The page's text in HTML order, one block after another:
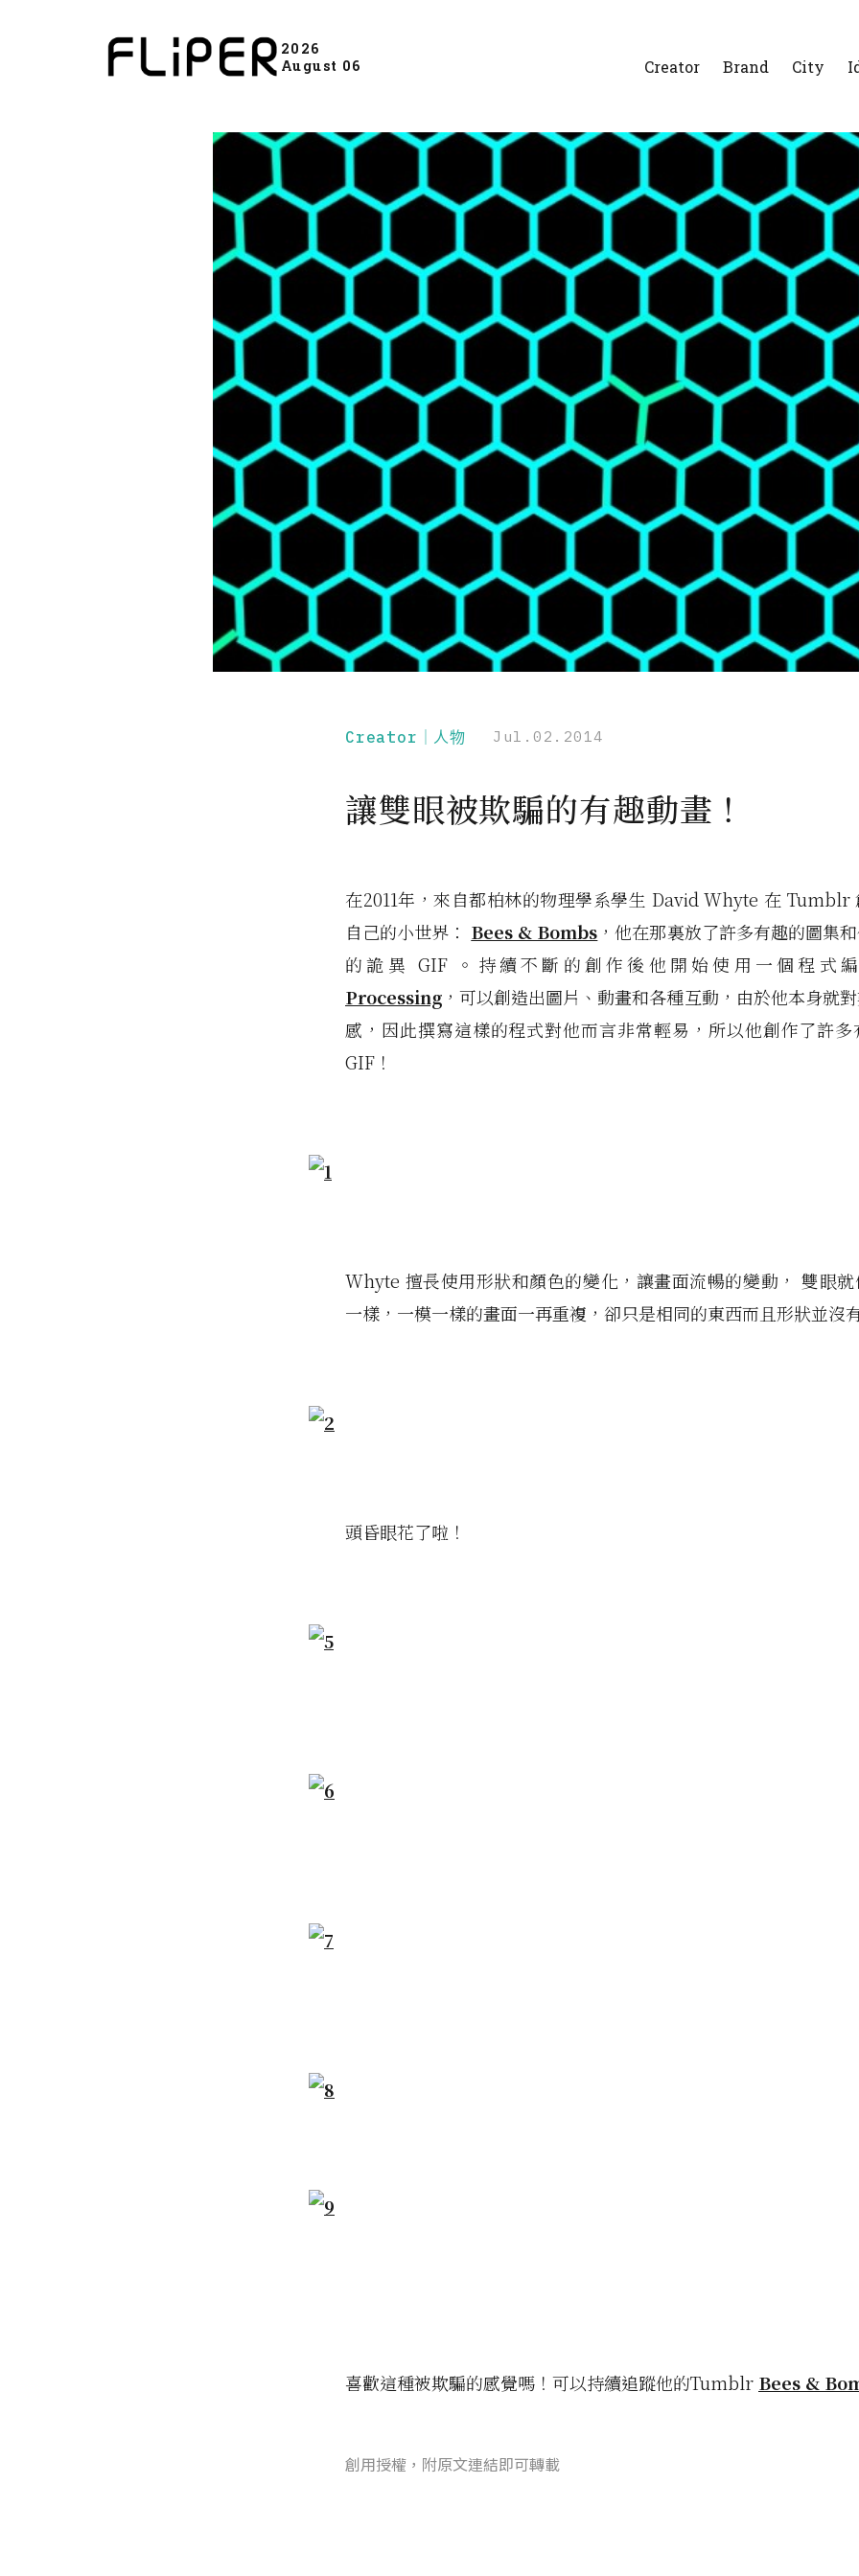
2026
August 06
Creator Brand City
Creator｜人物 Jul.02.2014
讓雙眼被欺騙的有趣動畫！
在2011年，來自都柏林的物理學系學生 David Whyte 在 Tumblr
自己的小世界： Bees & Bombs ，他在那裏放了許多有趣的圖集
的詭異 GIF 。持續不斷的創作後他開始使用一個程式
Processing ，可以創造出圖片、動畫和各種互動，由於他本身就
感，因此撰寫這樣的程式對他而言非常輕易，所以他創作了許
GIF！
Whyte 擅長使用形狀和顏色的變化，讓畫面流暢的變動， 雙眼
一樣，一模一樣的畫面一再重複，卻只是相同的東西而且形狀並沒
頭昏眼花了啦！
喜歡這種被欺騙的感覺嗎！可以持續追蹤他的Tumblr Bees &
創用授權，附原文連結即可轉載